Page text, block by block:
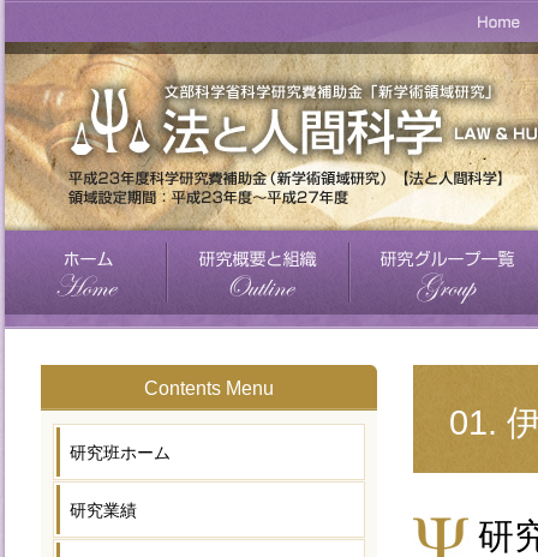
Contents Menu
研究班ホーム
研究業績
01.
研